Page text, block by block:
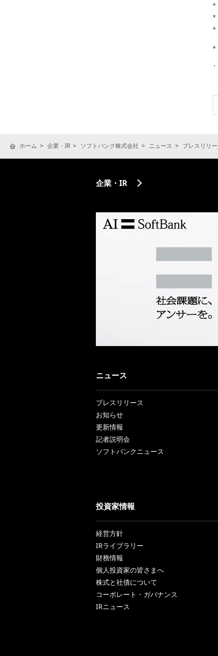
*
*
*
*
ホーム 企業・IR ソフトバンク株式会社 ニュース プレスリリ
企業・IR
ニュース
プレスリリース
お知らせ
更新情報
記者説明会
ソフトバンクニュース
投資家情報
経営方針
IRライブラリー
財務情報
個人投資家の皆さまへ
株式と社債について
コーポレート・ガバナンス
IRニュース